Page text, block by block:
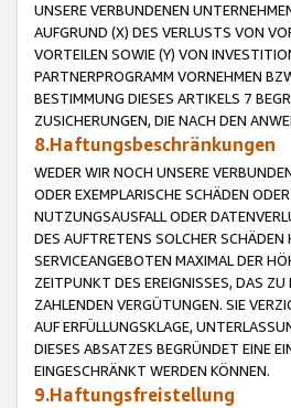
UNSERE VERBUNDENEN
AUFGRUND (X) DES VERLUSTS VON
VORTEILEN SOWIE (Y) VON
PARTNERPROGRAMM VORNEHMEN
BESTIMMUNG DIESES ARTIKELS 7
ZUSICHERUNGEN, DIE NACH DEN
8.Haftungsbeschränkungen
WEDER WIR NOCH UNSERE
ODER EXEMPLARISCHE SCHÄDEN
NUTZUNGSAUSFALL ODER
DES AUFTRETENS SOLCHER
SERVICEANGEBOTEN MAXIMAL DER
ZEITPUNKT DES EREIGNISSES, DAS
ZAHLENDEN VERGÜTUNGEN. SIE
AUF ERFÜLLUNGSKLAGE,
DIESES ABSATZES BEGRÜNDET EINE
EINGESCHRÄNKT WERDEN KÖNNEN.
9.Haftungsfreistellung